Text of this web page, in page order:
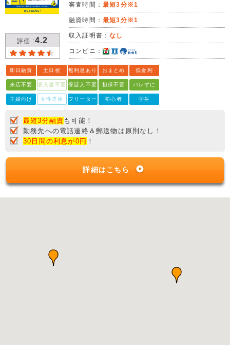
評価 :4.2
審査時間： 最短3分※1
融資時間： 最短3分※1
収入証明書：なし
コンビニ：
即日融資 土日祝 無利息あり おまとめ 低金利
来店不要 収入書不要 保証人不要 担保不要 バレずに
主婦向け 女性専用 フリーター 初心者 学生
最短3分融資 も可能！
勤務先への電話連絡＆郵送物は原則なし！
30日間の利息が0円 ！
詳細はこちら